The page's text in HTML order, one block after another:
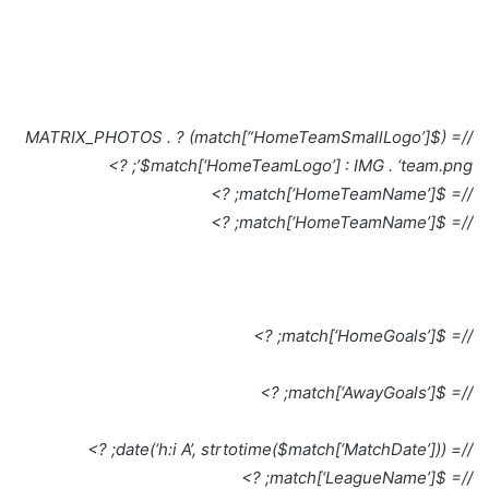
//= ($match[“HomeTeamSmallLogo’]) ? MATRIX_PHOTOS .
$match[‘HomeTeamLogo’] : IMG . ‘team.png’; ?>
//= $match[‘HomeTeamName’]; ?>
//= $match[‘HomeTeamName’]; ?>
//= $match[‘HomeGoals’]; ?>
//= $match[‘AwayGoals’]; ?>
//= date(‘h:i A’, strtotime($match[‘MatchDate’])); ?>
//= $match[‘LeagueName’]; ?>